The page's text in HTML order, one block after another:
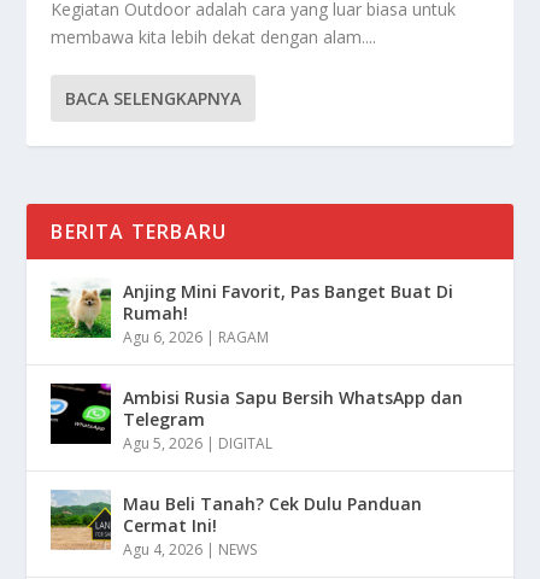
Kegiatan Outdoor adalah cara yang luar biasa untuk
membawa kita lebih dekat dengan alam....
BACA SELENGKAPNYA
BERITA TERBARU
Anjing Mini Favorit, Pas Banget Buat Di
Rumah!
Agu 6, 2026 | RAGAM
Ambisi Rusia Sapu Bersih WhatsApp dan
Telegram
Agu 5, 2026 | DIGITAL
Mau Beli Tanah? Cek Dulu Panduan
Cermat Ini!
Agu 4, 2026 | NEWS